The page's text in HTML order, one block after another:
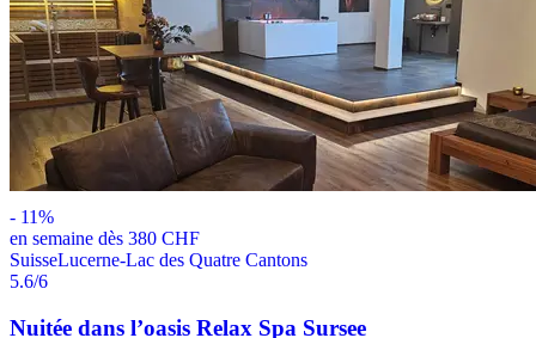
- 11%
en semaine dès 380 CHF
SuisseLucerne-Lac des Quatre Cantons
5.6/6
Nuitée dans l’oasis Relax Spa Sursee